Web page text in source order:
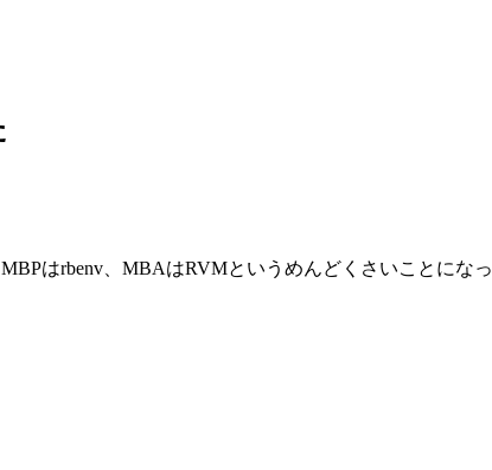
はrbenv、MBAはRVMというめんどくさいことになっ